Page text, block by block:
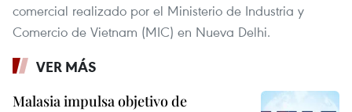
comercial realizado por el Ministerio de Industria y
Comercio de Vietnam (MIC) en Nueva Delhi.
VER MÁS
Malasia impulsa objetivo de